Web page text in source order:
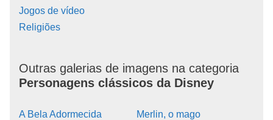
Jogos de vídeo
Religiões
Outras galerias de imagens na categoria
Personagens clássicos da Disney
A Bela Adormecida
Merlin, o mago